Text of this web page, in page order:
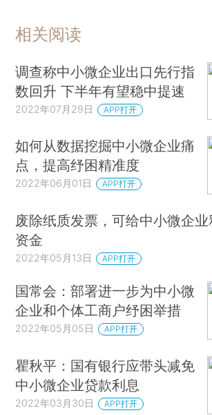
相关阅读
调查称中小微企业出口先行指
数回升 下半年有望稳中提速
2022年07月29日 APP打开
如何从数据挖掘中小微企业痛
点，提高纾困精准度
2022年06月01日 APP打开
废除纸质发票，可给中小微企
资金
2022年05月13日 APP打开
国常会：部署进一步为中小微
企业和个体工商户纾困举措
2022年05月05日 APP打开
瞿秋平：国有银行应带头减免
中小微企业贷款利息
2022年03月30日 APP打开